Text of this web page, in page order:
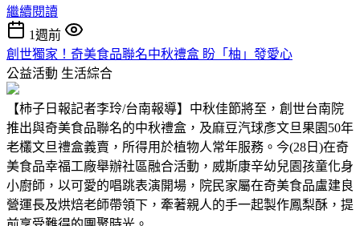
繼續閱讀
1週前
創世獨家！奇美食品聯名中秋禮盒 盼「柚」發愛心
公益活動 生活綜合
【柿子日報記者李玲/台南報導】中秋佳節將至，創世台南院
推出與奇美食品聯名的中秋禮盒，及麻豆汽球彥文旦果園50年
老欉文旦禮盒義賣，所得用於植物人常年服務。今(28日)在奇
美食品幸福工廠舉辦社區融合活動，威斯康辛幼兒園孩童化身
小廚師，以可愛的唱跳表演開場，院民家屬在奇美食品盧建良
營運長及烘焙老師帶領下，牽著親人的手一起製作鳳梨酥，提